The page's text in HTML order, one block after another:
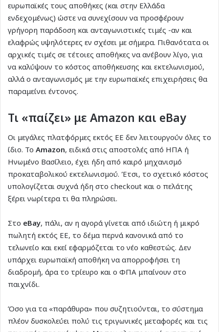
ευρωπαϊκές τους αποθήκες (και στην Ελλάδα
ενδεχομένως) ώστε να συνεχίσουν να προσφέρουν
γρήγορη παράδοση και ανταγωνιστικές τιμές -αν και
ελαφρώς υψηλότερες εν σχέσει με σήμερα. Πιθανότατα οι
αρχικές τιμές σε τέτοιες αποθήκες να ανέβουν λίγο, για
να καλύψουν το κόστος αποθήκευσης και εκτελωνισμού,
αλλά ο ανταγωνισμός με την ευρωπαϊκές επιχειρήσεις θα
παραμείνει έντονος.
Τι «παίζει» με Amazon και eBay
Οι μεγάλες πλατφόρμες εκτός ΕΕ δεν λειτουργούν όλες το
ίδιο. Το Amazon, ειδικά στις αποστολές από ΗΠΑ ή
Ηνωμένο Βασίλειο, έχει ήδη από καιρό μηχανισμό
προκαταβολικού εκτελωνισμού. Έτσι, το σχετικό κόστος
υπολογίζεται συχνά ήδη στο checkout και ο πελάτης
ξέρει νωρίτερα τι θα πληρώσει.
Στο eBay, πάλι, αν η αγορά γίνεται από ιδιώτη ή μικρό
πωλητή εκτός ΕΕ, το δέμα περνά κανονικά από το
τελωνείο και εκεί εφαρμόζεται το νέο καθεστώς. Δεν
υπάρχει ευρωπαϊκή αποθήκη να απορροφήσει τη
διαδρομή, άρα το τρίευρο και ο ΦΠΑ μπαίνουν στο
παιχνίδι.
Όσο για τα «παράθυρα» που συζητιούνται, το σύστημα
πλέον δυσκολεύει πολύ τις τριγωνικές μεταφορές και τις